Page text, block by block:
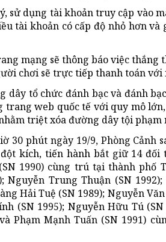
sử dụng tài khoản truy cập vào
tài khoản có cấp độ nhỏ hơn
mạng sẽ thông báo việc
chơi sẽ trực tiếp thanh toán với
dây tổ chức đánh bạc và đánh
web quốc tế với quy mô
triệt xóa đường dây tội phạm
30 phút ngày 19/9, Phòng
kích, tiến hành bắt giữ 14 đối
1990) cùng trú tại thành phố
Nguyễn Trung Thuận (SN
Hải Tuệ (SN 1989); Nguyễn
(SN 1995); Nguyễn Hữu Tú
Phạm Mạnh Tuấn (SN 1991)